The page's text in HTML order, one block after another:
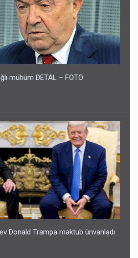
mühüm DETAL – FOTO
Donald Trampa məktub ünvanladı